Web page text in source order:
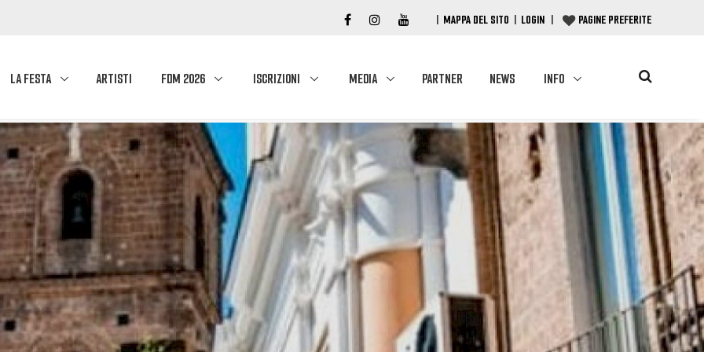
| MAPPA DEL SITO | LOGIN | PAGINE PREFERITE
LA FESTA ARTISTI FDM 2026 ISCRIZIONI MEDIA PARTNER NEWS INFO